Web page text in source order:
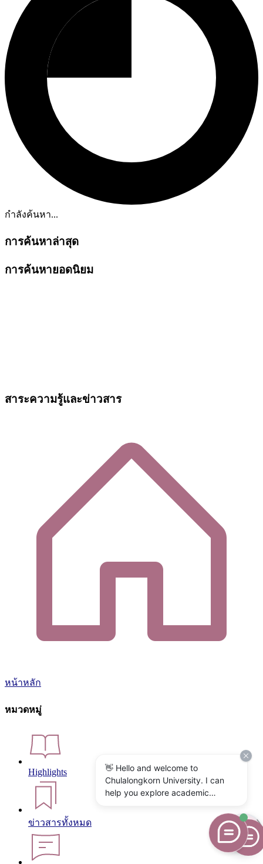
กำลังค้นหา...
การค้นหาล่าสุด
การค้นหายอดนิยม
สาระความรู้และข่าวสาร
หน้าหลัก
หมวดหมู่
Highlights
ข่าวสารทั้งหมด
👋 Hello and welcome to
Chulalongkorn University. I can
help you explore academic